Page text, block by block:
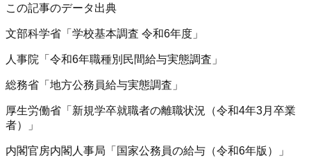
この記事のデータ出典
文部科学省「学校基本調査 令和6年度」
人事院「令和6年職種別民間給与実態調査」
総務省「地方公務員給与実態調査」
厚生労働省「新規学卒就職者の離職状況（令和4年3月卒業
者）」
内閣官房内閣人事局「国家公務員の給与（令和6年版）」